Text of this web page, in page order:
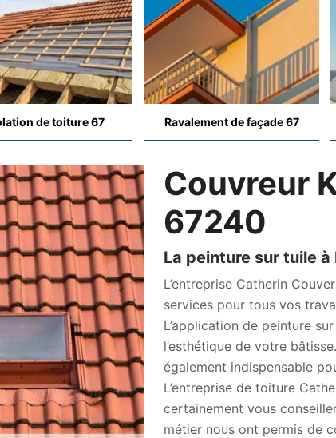
de toiture 67 Ravalement de façade 67
Couvreur
67240
La peinture sur tuile
L’entreprise Catherin
services pour tous vos
L’application de peinture
l’esthétique de votre
également indispensable
L’entreprise de toiture
certainement vous
métier nous ont permis de